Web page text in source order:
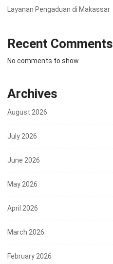
Layanan Pengaduan di Makassar
Recent Comments
No comments to show.
Archives
August 2026
July 2026
June 2026
May 2026
April 2026
March 2026
February 2026